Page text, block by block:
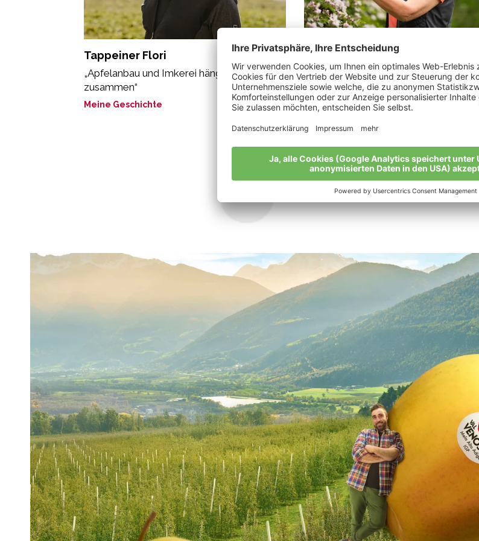
Tappeiner Flori
„Apfelanbau und Imkerei hängen eng
zusammen“
Meine Geschichte
Alber Rita
„Mit Leidenschaft bei der Arbeit“
Meine Geschichte
Alle Bio-Bauern im Überblick